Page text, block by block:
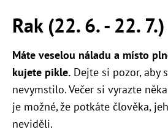
Rak (22. 6. - 22. 7.)
Máte veselou náladu a místo
kujete pikle. Dejte si pozor, aby
nevymstilo. Večer si vyrazte
je možné, že potkáte člověka,
neviděli.